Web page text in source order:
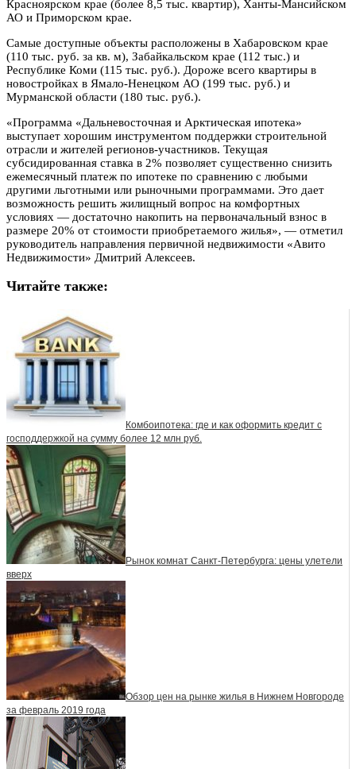
Красноярском крае (более 8,5 тыс. квартир), Ханты-Мансийском
АО и Приморском крае.
Самые доступные объекты расположены в Хабаровском крае
(110 тыс. руб. за кв. м), Забайкальском крае (112 тыс.) и
Республике Коми (115 тыс. руб.). Дороже всего квартиры в
новостройках в Ямало-Ненецком АО (199 тыс. руб.) и
Мурманской области (180 тыс. руб.).
«Программа «Дальневосточная и Арктическая ипотека»
выступает хорошим инструментом поддержки строительной
отрасли и жителей регионов-участников. Текущая
субсидированная ставка в 2% позволяет существенно снизить
ежемесячный платеж по ипотеке по сравнению с любыми
другими льготными или рыночными программами. Это дает
возможность решить жилищный вопрос на комфортных
условиях — достаточно накопить на первоначальный взнос в
размере 20% от стоимости приобретаемого жилья», — отметил
руководитель направления первичной недвижимости «Авито
Недвижимости» Дмитрий Алексеев.
Читайте также:
Комбоипотека: где и как оформить кредит с
господдержкой на сумму более 12 млн руб.
Рынок комнат Санкт-Петербурга: цены улетели
вверх
Обзор цен на рынке жилья в Нижнем Новгороде
за февраль 2019 года